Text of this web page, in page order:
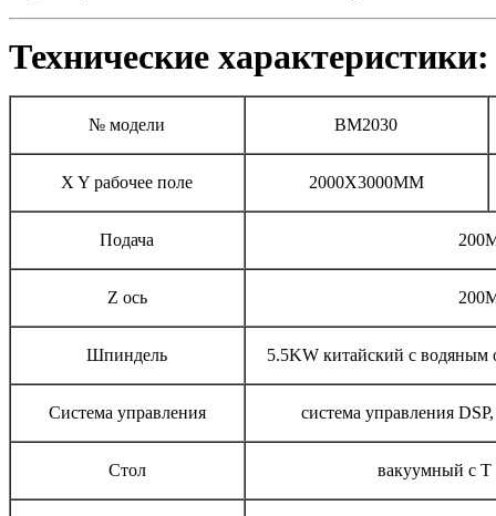
Технические характеристики:
№ модели BM2030
X Y рабочее поле 2000X3000MM
Подача
Z ось
Шпиндель 5.5KW китайский с
Система управления система управления
Стол вакуумный с Т